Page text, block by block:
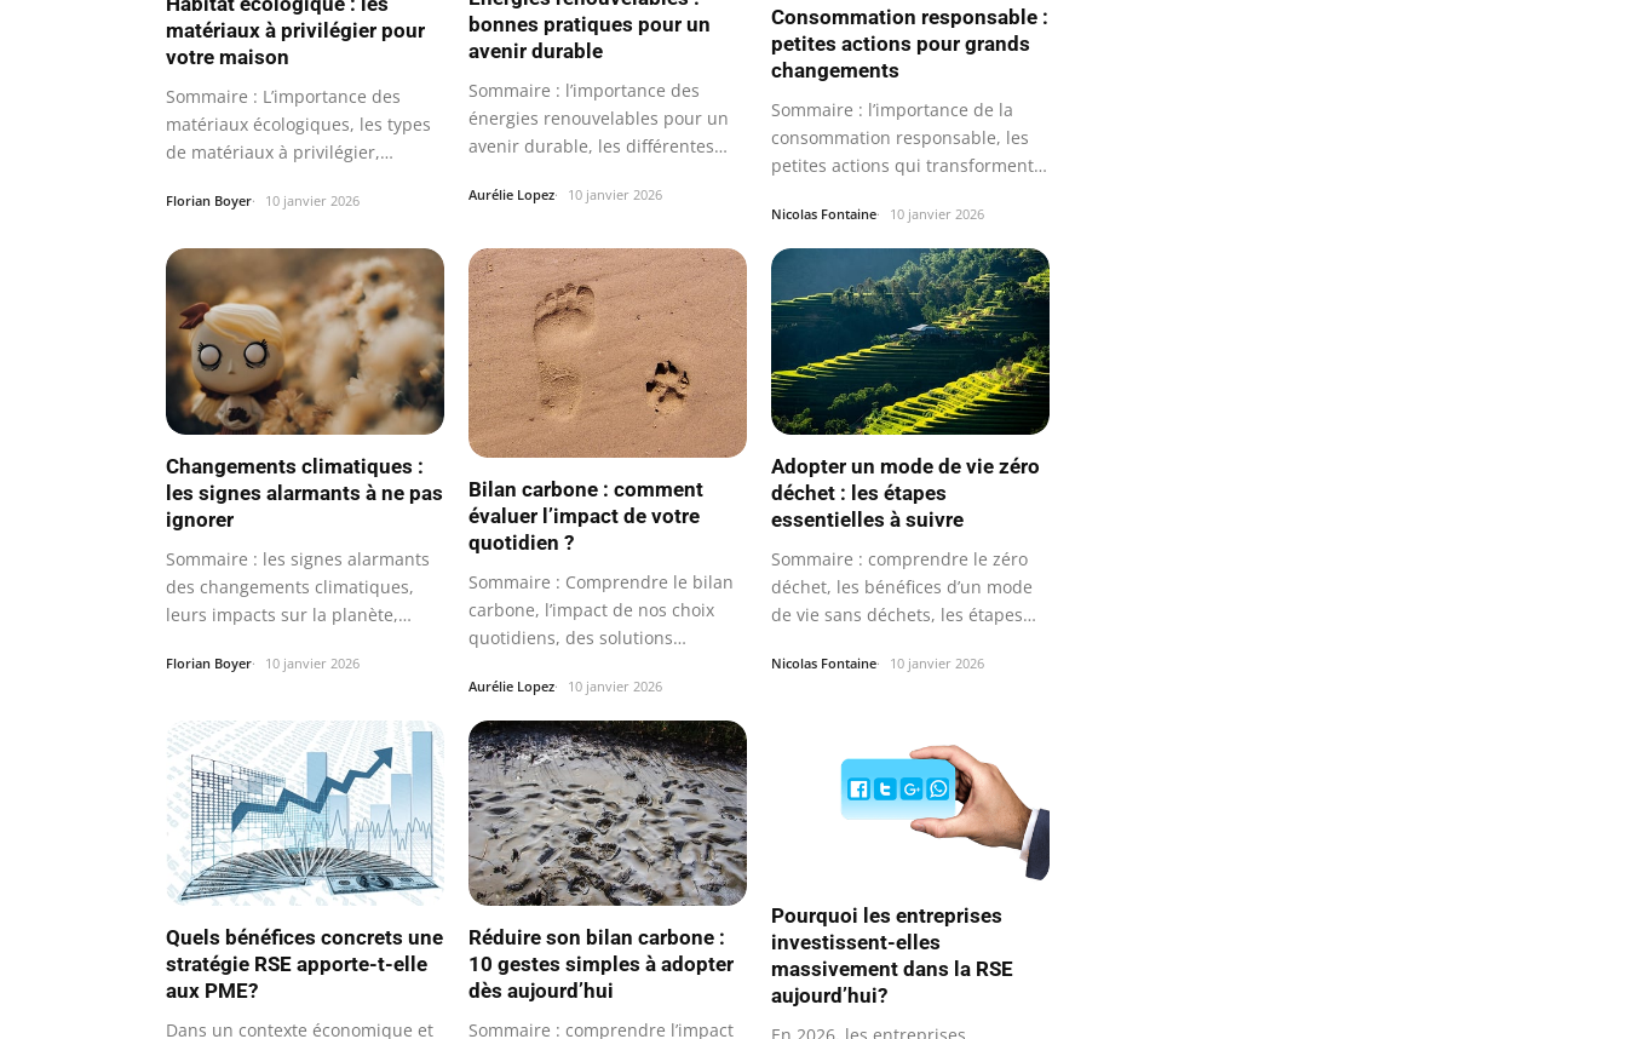
matériaux à privilégier pour
votre maison
Sommaire : L’importance des
matériaux écologiques, les types
de matériaux à privilégier,
Florian Boyer 10 janvier 2026
bonnes pratiques pour un
avenir durable
Sommaire : l’importance des
énergies renouvelables pour un
avenir durable, les différentes
Aurélie Lopez 10 janvier 2026
Consommation responsable :
petites actions pour grands
changements
Sommaire : l’importance de la
consommation responsable, les
petites actions qui transforment…
Nicolas Fontaine 10 janvier 2026
Changements climatiques :
les signes alarmants à ne pas
ignorer
Sommaire : les signes alarmants
des changements climatiques,
leurs impacts sur la planète,
Florian Boyer 10 janvier 2026
Bilan carbone : comment
évaluer l’impact de votre
quotidien ?
Sommaire : Comprendre le bilan
carbone, l’impact de nos choix
quotidiens, des solutions
Aurélie Lopez 10 janvier 2026
Adopter un mode de vie zéro
déchet : les étapes
essentielles à suivre
Sommaire : comprendre le zéro
déchet, les bénéfices d’un mode
de vie sans déchets, les étapes…
Nicolas Fontaine 10 janvier 2026
Quels bénéfices concrets une
stratégie RSE apporte-t-elle
aux PME?
Dans un contexte économique et
Réduire son bilan carbone :
10 gestes simples à adopter
dès aujourd’hui
Sommaire : comprendre l’impact
Pourquoi les entreprises
investissent-elles
massivement dans la RSE
aujourd’hui?